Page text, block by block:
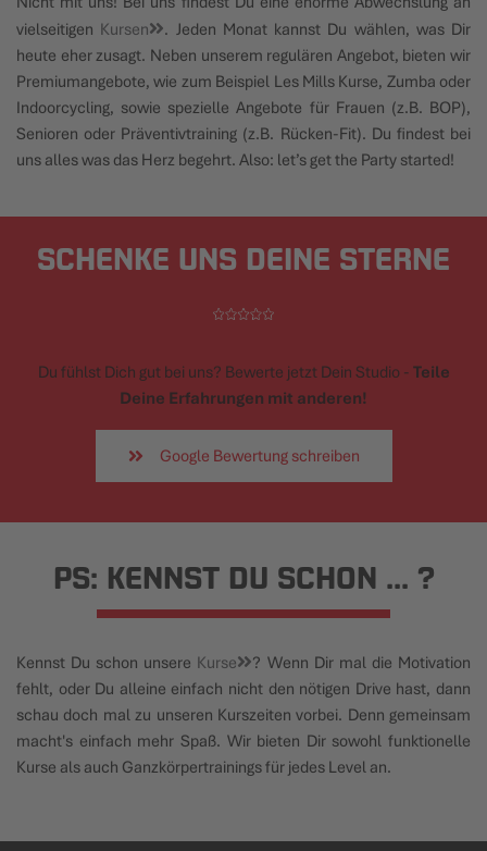
vielseitigen Kursen
. Jeden Monat kannst Du wählen, was Dir
heute eher zusagt. Neben unserem regulären Angebot, bieten wir
Premiumangebote, wie zum Beispiel Les Mills Kurse, Zumba oder
Indoorcycling, sowie spezielle Angebote für Frauen (z.B. BOP),
Senioren oder Präventivtraining (z.B. Rücken-Fit). Du findest bei
uns alles was das Herz begehrt. Also: let’s get the Party started!
SCHENKE UNS DEINE STERNE
Du fühlst Dich gut bei uns? Bewerte jetzt Dein Studio - Teile
Deine Erfahrungen mit anderen!
Google Bewertung schreiben
PS: KENNST DU SCHON ... ?
Kennst Du schon unsere Kurse
? Wenn Dir mal die Motivation
fehlt, oder Du alleine einfach nicht den nötigen Drive hast, dann
schau doch mal zu unseren Kurszeiten vorbei. Denn gemeinsam
macht's einfach mehr Spaß. Wir bieten Dir sowohl funktionelle
Kurse als auch Ganzkörpertrainings für jedes Level an.